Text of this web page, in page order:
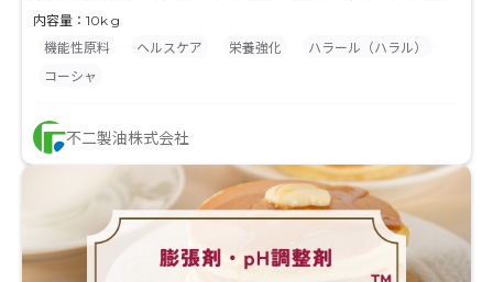
す。 有効なアミノ酸供給源として、各種機能性食品、
スポーツ ニュートリション製品に使用されておりま
内容量：10k g
機能性原料
ヘルスケア 栄養強化
ハラール（ハラル）
コーシャ
不二製油株式会社